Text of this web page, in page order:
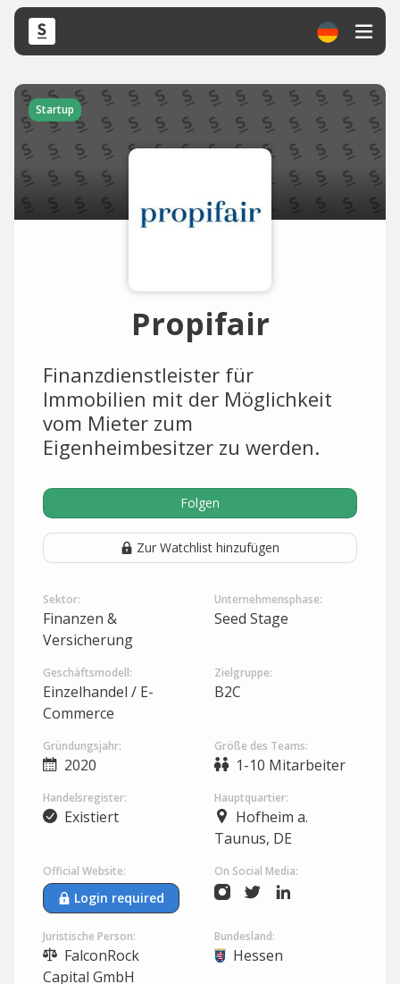
Startup
Propifair
Finanzdienstleister für
Immobilien mit der Möglichkeit
vom Mieter zum
Eigenheimbesitzer zu werden.
Folgen
Zur Watchlist hinzufügen
Sektor:
Finanzen &
Versicherung
Unternehmensphase:
Seed Stage
Geschäftsmodell:
Einzelhandel / E-
Commerce
Zielgruppe:
B2C
Gründungsjahr:
2020
Größe des Teams:
1-10 Mitarbeiter
Handelsregister:
Existiert
Hauptquartier:
Hofheim a.
Taunus, DE
Official Website:
Login required
On Social Media:
Juristische Person:
FalconRock
Capital GmbH
Bundesland:
Hessen